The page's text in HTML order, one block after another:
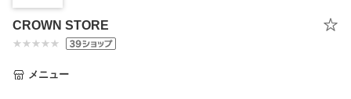
CROWN STORE
メニュー